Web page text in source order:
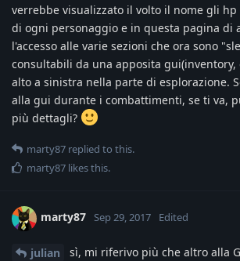
verrebbe visualizzato il volto il nome gli hp
di ogni personaggio e in questa pagina di
l'accesso alle varie sezioni che ora sono
consultabili da una apposita gui(inventory,
alto a sinistra nella parte di esplorazione.
alla gui durante i combattimenti, se ti va,
più dettagli?
marty87 replied to this.
marty87 likes this.
marty87 Sep 29, 2017 Edited
julian
sì, mi riferivo più che altro alla